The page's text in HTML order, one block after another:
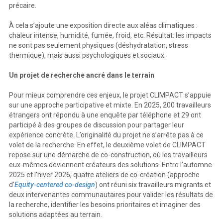
précaire.
À cela s’ajoute une exposition directe aux aléas climatiques :
chaleur intense, humidité, fumée, froid, etc. Résultat: les impacts
ne sont pas seulement physiques (déshydratation, stress
thermique), mais aussi psychologiques et sociaux.
Un projet de recherche ancré dans le terrain
Pour mieux comprendre ces enjeux, le projet CLIMPACT s’appuie
sur une approche participative et mixte. En 2025, 200 travailleurs
étrangers ont répondu à une enquête par téléphone et 29 ont
participé à des groupes de discussion pour partager leur
expérience concrète. L’originalité du projet ne s’arrête pas à ce
volet de la recherche. En effet, le deuxième volet de CLIMPACT
repose sur une démarche de co-construction, où les travailleurs
eux-mêmes deviennent créateurs des solutions. Entre l’automne
2025 et l’hiver 2026, quatre ateliers de co-création (approche
d’Equity-centered co-design) ont réuni six travailleurs migrants et
deux intervenantes communautaires pour valider les résultats de
la recherche, identifier les besoins prioritaires et imaginer des
solutions adaptées au terrain.